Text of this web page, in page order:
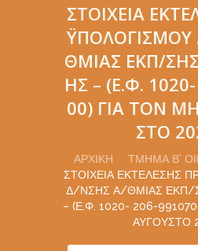
ΣΤΟΙΧΕΊΑ
ΘΜΙΑΣ ΕΚΠ/
ΉΣ – (Ε.Φ.
00) ΓΙΑ ΤΟΝ
ΣΤΟ
ΑΡΧΙΚΉ
ΤΜΉΜΑ Β’
ΣΤΟΙΧΕΊΑ ΕΚΤΈΛΕΣΗΣ
Δ/ΝΣΗΣ Α/ΘΜΙΑΣ ΕΚΠ/
– (Ε.Φ. 1020- 206-
ΑΥΓΟΥΣΤΟ